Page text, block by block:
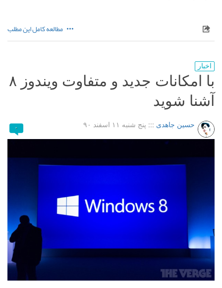
مطالعه کامل این مطلب
اخبار
با امکانات جدید و متفاوت ویندوز ۸
آشنا شوید
حسین جاهدی ::: پنج شنبه ۱۱ اسفند ۹۰ ۰